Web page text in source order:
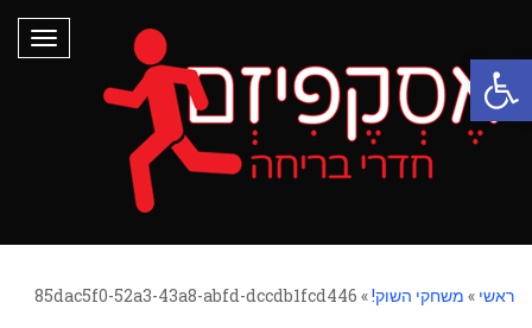
פתח סרגל נגישות
ראשי » משחקי השוק!»
85dac5f0-52a3-43a8-abfd-dccdb1fcd446